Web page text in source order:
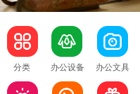
分类 办公设备 办公文具